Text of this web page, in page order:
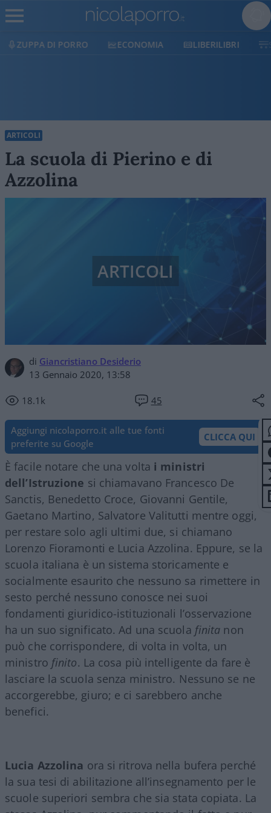
ECONOMIA LIBERILIBRI SHOP SOSTIENICI
ARTICOLI
La scuola di Pierino e di
Azzolina
di Giancristiano Desiderio
13 Gennaio 2020, 13:58
18.1k 45
ARTICOLI
Aggiungi nicolaporro.it alle tue fonti
preferite su Google
CLICCA QUI
È facile notare che una volta i ministri
dell’Istruzione si chiamavano Francesco De
Sanctis, Benedetto Croce, Giovanni Gentile,
Gaetano Martino, Salvatore Valitutti mentre oggi,
per restare solo agli ultimi due, si chiamano
Lorenzo Fioramonti e Lucia Azzolina. Eppure, se la
scuola italiana è un sistema storicamente e
socialmente esaurito che nessuno sa rimettere in
sesto perché nessuno conosce nei suoi
fondamenti giuridico-istituzionali l’osservazione
ha un suo significato. Ad una scuola finita non
può che corrispondere, di volta in volta, un
ministro finito. La cosa più intelligente da fare è
lasciare la scuola senza ministro. Nessuno se ne
accorgerebbe, giuro; e ci sarebbero anche
benefici.
Lucia Azzolina ora si ritrova nella bufera perché
la sua tesi di abilitazione all’insegnamento per le
scuole superiori sembra che sia stata copiata. La